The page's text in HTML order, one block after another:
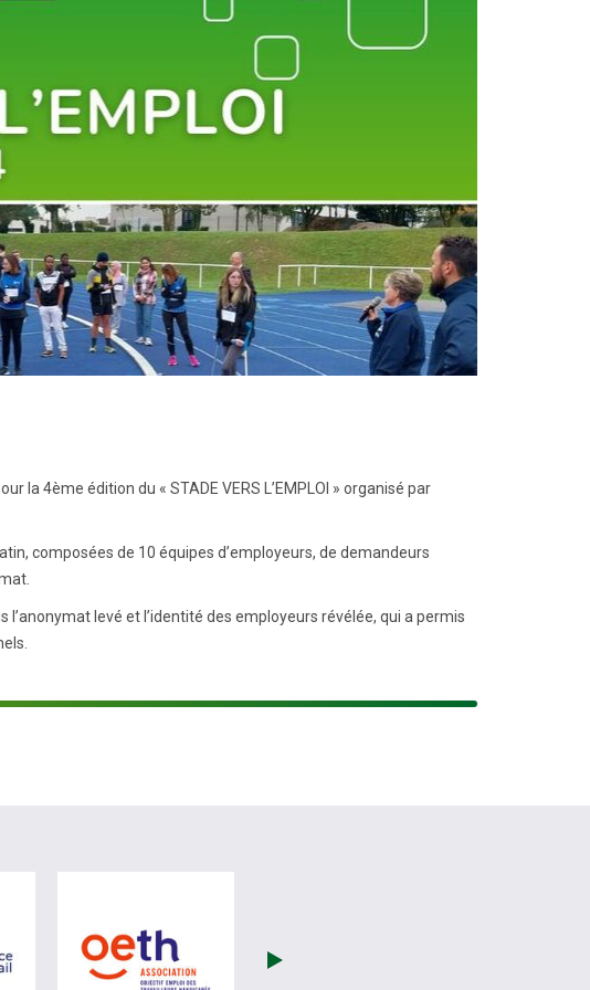
la 4ème édition du « STADE VERS L’EMPLOI » organisé par
composées de 10 équipes d’employeurs, de demandeurs
l’anonymat levé et l’identité des employeurs révélée, qui a permis
fenêtre)
visiter les site de France Travail (nouvelle fenêtre)visiter les site de OETH (nouvelle fenêtre)